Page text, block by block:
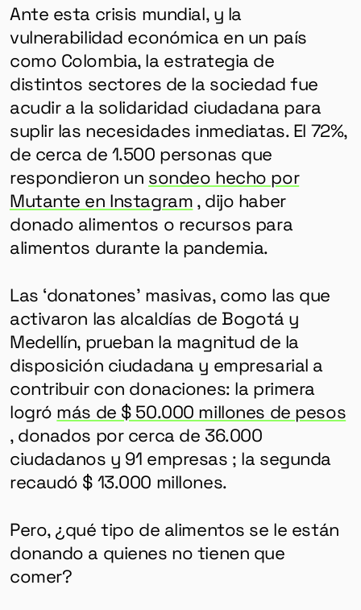
Ante esta crisis mundial, y la
vulnerabilidad económica en un país
como Colombia, la estrategia de
distintos sectores de la sociedad fue
acudir a la solidaridad ciudadana para
suplir las necesidades inmediatas. El 72%,
de cerca de 1.500 personas que
respondieron un sondeo hecho por
Mutante en Instagram , dijo haber
donado alimentos o recursos para
alimentos durante la pandemia.
Las ‘donatones’ masivas, como las que
activaron las alcaldías de Bogotá y
Medellín, prueban la magnitud de la
disposición ciudadana y empresarial a
contribuir con donaciones: la primera
logró más de $ 50.000 millones de pesos
, donados por cerca de 36.000
ciudadanos y 91 empresas ; la segunda
recaudó $ 13.000 millones.
Pero, ¿qué tipo de alimentos se le están
donando a quienes no tienen que
comer?